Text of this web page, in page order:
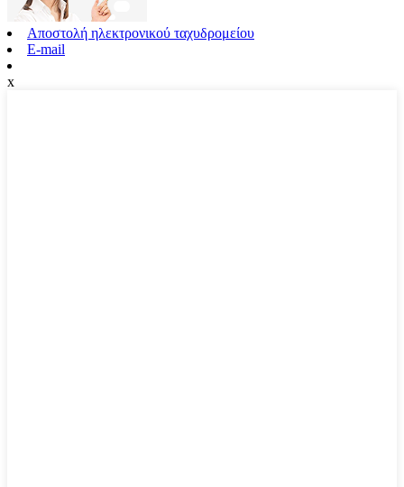
Αποστολή ηλεκτρονικού ταχυδρομείου
E-mail
x